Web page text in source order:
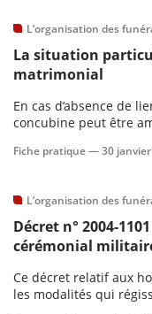
L’organisation des
La situation
matrimonial
En cas d’absence de
concubine peut être
concubins
Fiche pratique —30
L’organisation des
Décret n° 2004-
cérémonial
Ce décret relatif aux
les modalités qui